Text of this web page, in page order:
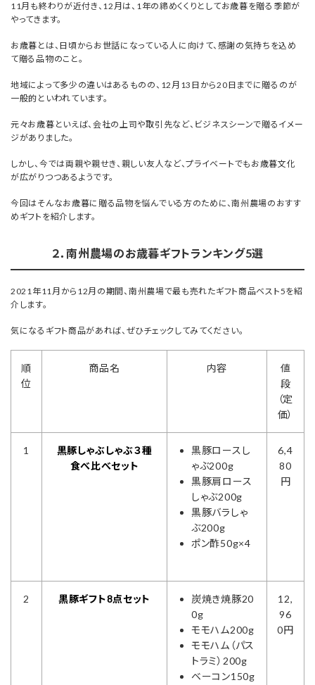
11月も終わりが近付き、12月は、1年の締めくくりとしてお歳暮を贈る季節が
やってきます。
お歳暮とは、日頃からお世話になっている人に向けて、感謝の気持ちを込め
て贈る品物のこと。
地域によって多少の違いはあるものの、12月13日から20日までに贈るのが
一般的といわれています。
元々お歳暮といえば、会社の上司や取引先など、ビジネスシーンで贈るイメー
ジがありました。
しかし、今では両親や親せき、親しい友人など、プライベートでもお歳暮文化
が広がりつつあるようです。
今回はそんなお歳暮に贈る品物を悩んでいる方のために、南州農場のおすす
めギフトを紹介します。
２．南州農場のお歳暮ギフトランキング5選
2021年11月から12月の期間、南州農場で最も売れたギフト商品ベスト5を紹
介します。
気になるギフト商品があれば、ぜひチェックしてみてください。
順
位
商品名 内容
値
段
（定
価）
1
黒豚しゃぶしゃぶ３種
食べ比べセット
黒豚ロースし
ゃぶ200g
黒豚肩ロース
しゃぶ200g
黒豚バラしゃ
ぶ200g
ポン酢50g×4
6,4
80
円
2 黒豚ギフト8点セット
炭焼き焼豚20
0g
モモハム200g
モモハム（パス
トラミ）200g
ベーコン150g
12,
96
0円